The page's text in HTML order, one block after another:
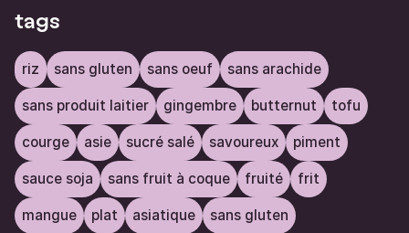
tags
riz sans gluten sans oeuf sans arachide
sans produit laitier gingembre butternut tofu
courge asie sucré salé savoureux piment
sauce soja sans fruit à coque fruité frit
mangue plat asiatique sans gluten